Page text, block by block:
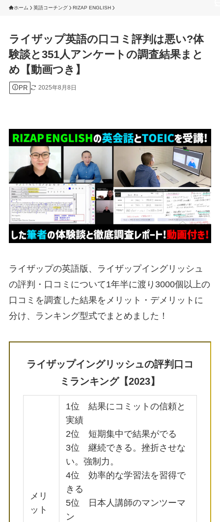
ホーム 英語コーチング RIZAP ENGLISH
ライザップ英語の口コミ評判は悪い?体
験談と351人アンケートの調査結果まと
め【動画つき】
PR 2025年8月8日
ライザップの英語版、ライザップイングリッシュ
の評判・口コミについて1年半に渡り3000個以上の
口コミを調査した結果をメリット・デメリットに
分け、ランキング型式でまとめました！
ライザップイングリッシュの評判口コ
ミランキング【2023】
メリ
ット
1位 結果にコミットの信頼と
実績
2位 短期集中で結果がでる
3位 継続できる。挫折させな
い。強制力。
4位 効率的な学習法を習得で
きる
5位 日本人講師のマンツーマ
ン